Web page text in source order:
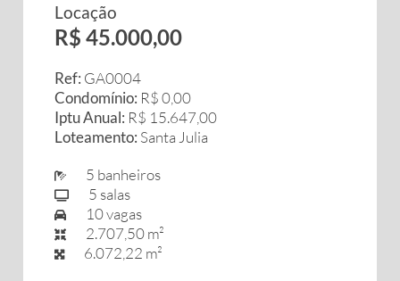
Locação
R$ 45.000,00
Ref: GA0004
Condomínio: R$ 0,00
Iptu Anual: R$ 15.647,00
Loteamento: Santa Julia
5 banheiros
5 salas
10 vagas
2.707,50 m²
6.072,22 m²